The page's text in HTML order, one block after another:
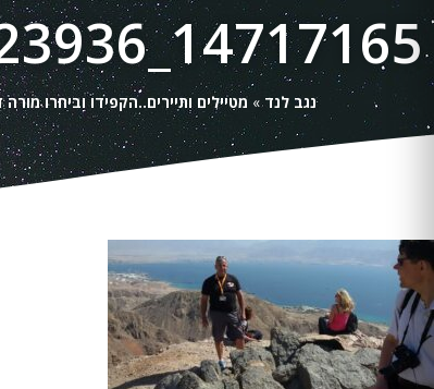
14717165_1836965083223936_1807235387393016562_n
נגב לנד»מטיילים ותיירים..הקפידו וביחרו